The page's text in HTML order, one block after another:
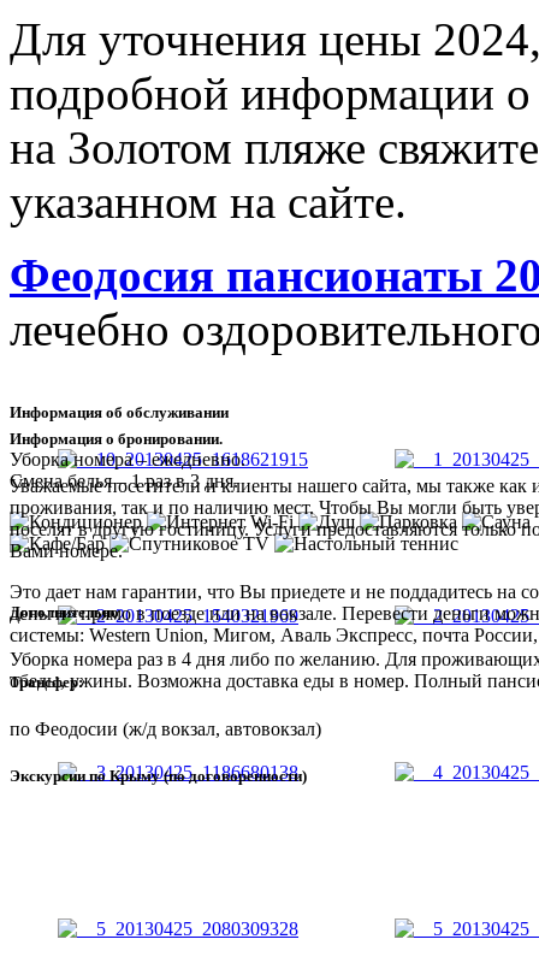
Для уточнения цены
подробной информации
на Золотом пляже
указанном на сайте.
Феодосия пансионаты
лечебно
Информация об обслуживании
Уборка номера – ежедневно.
Смена белья – 1 раз в 3 дня.
Дополнительно
Уборка номера раз в 4 дня либо по желанию. Для
обеды, ужины. Возможна доставка еды в номер. Полный
Информация о бронировании.
Уважаемые посетители и клиенты нашего сайта, мы также
проживания, так и по наличию мест. Чтобы Вы могли быть
поселят в другую гостиницу. Услуги предоставляются
Вами номере.
Это дает нам гарантии, что Вы приедете и не поддадитесь
деньги» прямо в поезде или на вокзале. Перевести деньги
системы: Western Union, Мигом, Аваль Экспресс, почта
Трансфер:
по Феодосии (ж/д вокзал, автовокзал)
Экскурсии по Крыму (по договоренности)